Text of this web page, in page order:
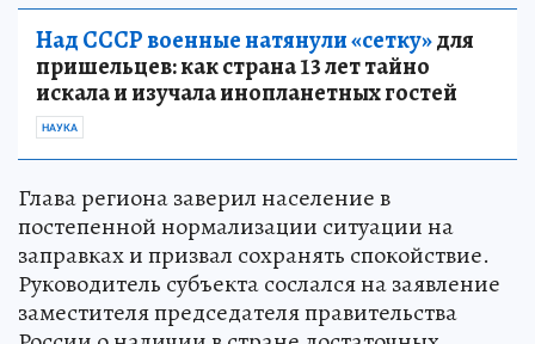
Над СССР военные натянули «сетку»для
пришельцев: как страна 13 лет тайно
искала и изучала инопланетных гостей
НАУКА
Глава региона заверил население в
постепенной нормализации ситуации на
заправках и призвал сохранять спокойствие.
Руководитель субъекта сослался на заявление
заместителя председателя правительства